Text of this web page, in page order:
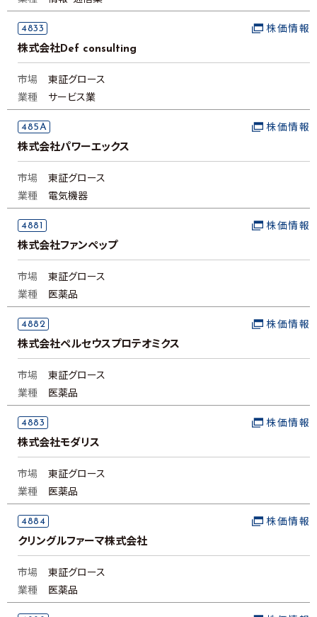
4833
株式会社Def consulting
株価情報
市場
東証グロース
業種
サービス業
485A
株式会社パワーエックス
株価情報
市場
東証グロース
業種
電気機器
4881
株式会社ファンペップ
株価情報
市場
東証グロース
業種
医薬品
4882
株式会社ペルセウスプロテオミクス
株価情報
市場
東証グロース
業種
医薬品
4883
株式会社モダリス
株価情報
市場
東証グロース
業種
医薬品
4884
クリングルファーマ株式会社
株価情報
市場
東証グロース
業種
医薬品